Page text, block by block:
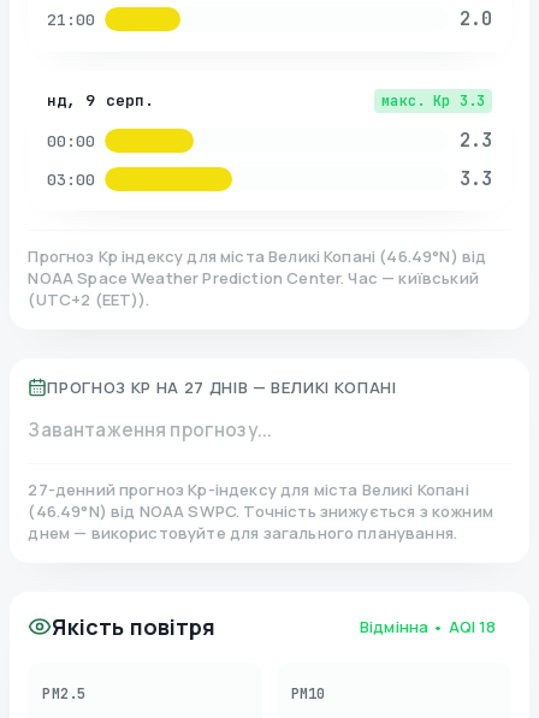
21:00 2.0
нд, 9 серп. макс. Kp 3.3
00:00 2.3
03:00 3.3
Прогноз Kp індексу для міста Великі Копані (46.49°N) від
NOAA Space Weather Prediction Center. Час — київський
(UTC+2 (EET)).
ПРОГНОЗ KP НА 27 ДНІВ — ВЕЛИКІ КОПАНІ
Завантаження прогнозу...
27-денний прогноз Kp-індексу для міста Великі Копані
(46.49°N)від NOAA SWPC. Точність знижується з кожним
днем — використовуйте для загального планування.
Якість повітря Відмінна • AQI18
PM2.5 PM10